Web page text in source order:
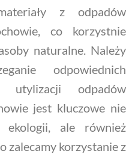
z odpadów
co korzystnie
naturalne. Należy
odpowiednich
utylizacji odpadów
jest kluczowe nie
ale również
zalecamy korzystanie z